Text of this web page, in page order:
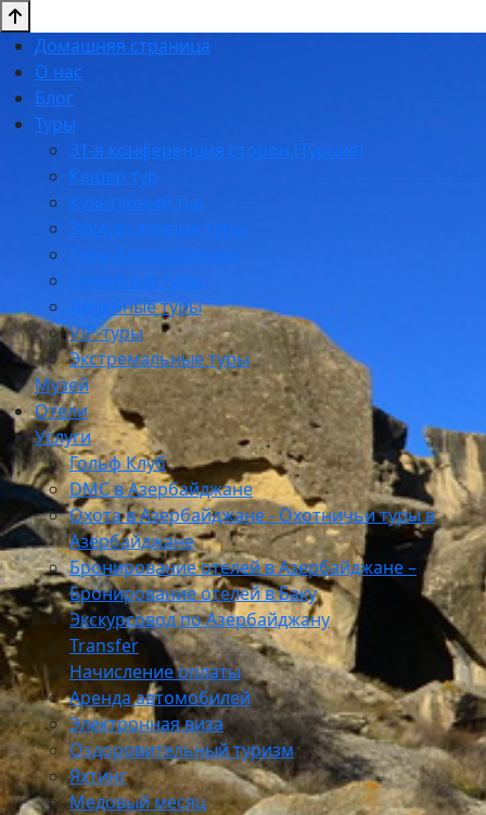
Домашняя страница
О нас
Блог
Туры
31-я конференция сторон (Турция)
Кешер тур
Культурный тур
Экскурсионные туры
Туры Азербайджана
Семейные туры
Лечебные туры
VIP-туры
Экстремальные туры
Музей
Отели
Услуги
Гольф Клуб
DMC в Азербайджане
Охота в Азербайджане - Охотничьи туры в
Азербайджане
Бронирование отелей в Азербайджане –
Бронирование отелей в Баку
Экскурсовод по Азербайджану
Transfer
Начисление оплаты
Аренда автомобилей
Электронная виза
Оздоровительный туризм
Яхтинг
Медовый месяц